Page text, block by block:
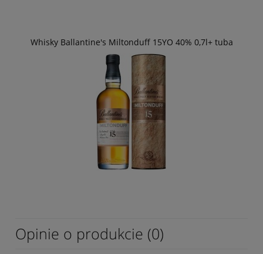
Whisky Ballantine's Miltonduff 15YO 40% 0,7l+ tuba
Opinie o produkcie (0)